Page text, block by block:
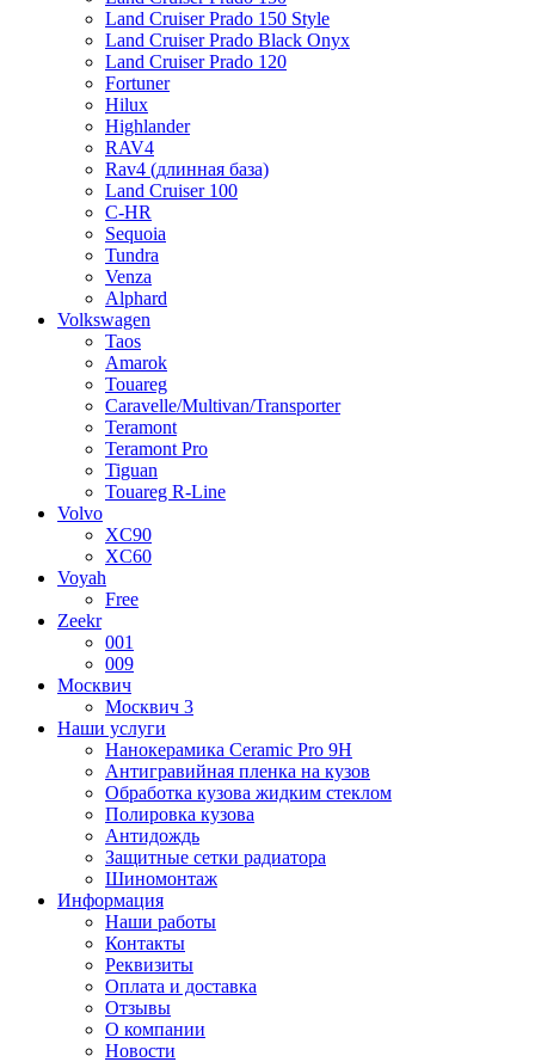
Land Cruiser Prado 150 Style
Land Cruiser Prado Black Onyx
Land Cruiser Prado 120
Fortuner
Hilux
Highlander
RAV4
Rav4 (длинная база)
Land Cruiser 100
C-HR
Sequoia
Tundra
Venza
Alphard
Volkswagen
Taos
Amarok
Touareg
Caravelle/Multivan/Transporter
Teramont
Teramont Pro
Tiguan
Touareg R-Line
Volvo
XC90
XC60
Voyah
Free
Zeekr
001
009
Москвич
Москвич 3
Наши услуги
Нанокерамика Ceramic Pro 9H
Антигравийная пленка на кузов
Обработка кузова жидким стеклом
Полировка кузова
Антидождь
Защитные сетки радиатора
Шиномонтаж
Информация
Наши работы
Контакты
Реквизиты
Оплата и доставка
Отзывы
О компании
Новости